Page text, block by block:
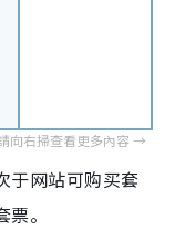
于网站可购买套
。